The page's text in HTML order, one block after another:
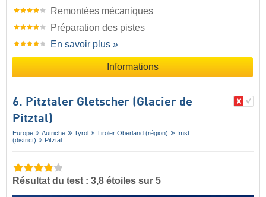
Remontées mécaniques
Préparation des pistes
En savoir plus »
Informations
6. Pitztaler Gletscher (Glacier de
Pitztal)
Europe Autriche Tyrol Tiroler Oberland (région)
Imst
(district)
Pitztal
Résultat du test : 3,8 étoiles sur 5